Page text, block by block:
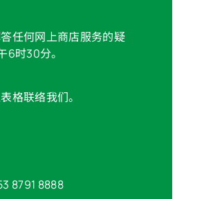
任何网上商店服务的疑
时30分。
格联络我们。
8791 8888